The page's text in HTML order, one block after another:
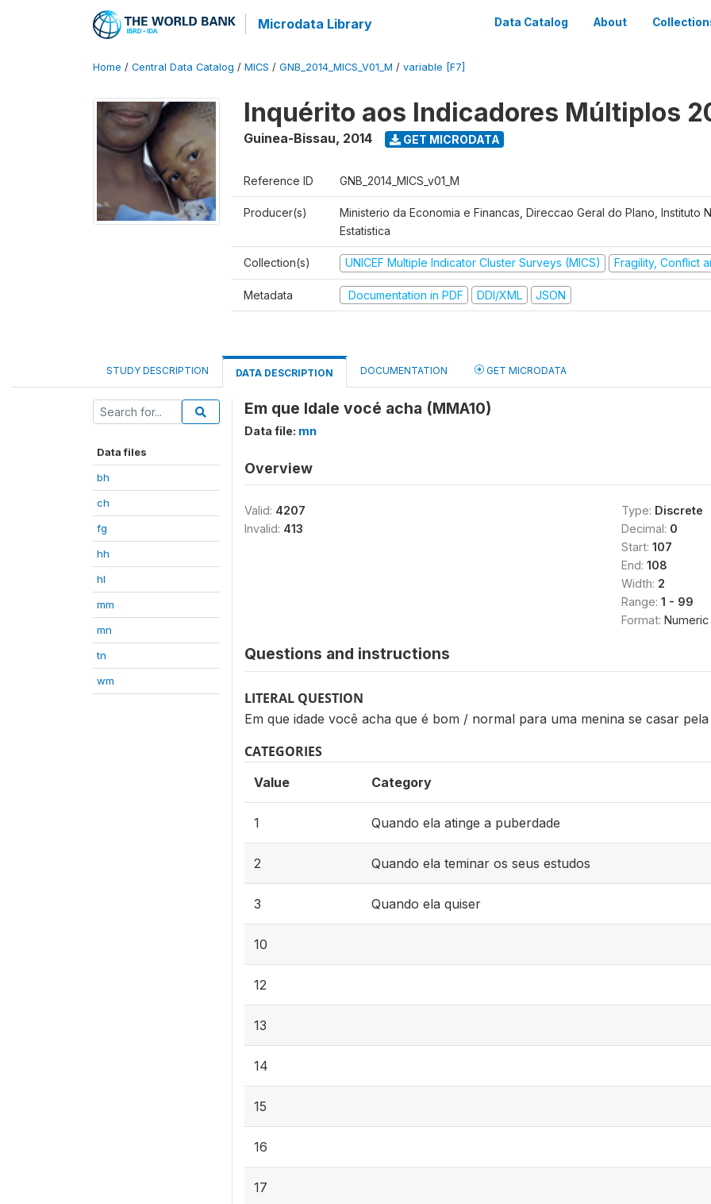
Microdata Library Data Catalog About
Home / Central Data Catalog / MICS / GNB_2014_MICS_V01_M / variable [F7]
Inquérito aos Indicadores Múltiplos
Guinea-Bissau, 2014 GET MICRODATA
Reference ID GNB_2014_MICS_v01_M
Producer(s)
Ministerio da Economia e Financas, Direccao Geral do Plano, Instituto
Estatistica
Collection(s) UNICEF Multiple Indicator Cluster Surveys (MICS) Fragility, Conflict
Metadata Documentation in PDF DDI/XML JSON
STUDY DESCRIPTION DATA DESCRIPTION DOCUMENTATION GET MICRODATA
Data files
bh
ch
fg
hh
hl
mm
mn
tn
wm
Em que Idale vocé acha (MMA10)
Data file: mn
Overview
Valid: 4207
Invalid: 413
Type: Discrete
Decimal: 0
Start: 107
End: 108
Width: 2
Range: 1 - 99
Format: Numeric
Questions and instructions
LITERAL QUESTION
Em que idade você acha que é bom / normal para uma menina se casar
CATEGORIES
Value Category
1 Quando ela atinge a puberdade
2 Quando ela teminar os seus estudos
3 Quando ela quiser
10
12
13
14
15
16
17